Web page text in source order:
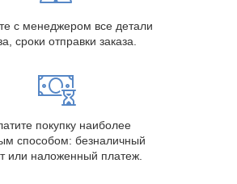
с менеджером все детали
сроки отправки заказа.
покупку наиболее
способом: безналичный
или наложенный платеж.